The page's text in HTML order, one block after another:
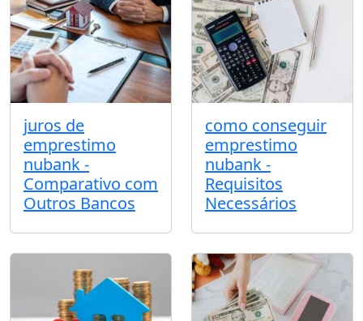
juros de
emprestimo
nubank -
Comparativo com
Outros Bancos
como conseguir
emprestimo
nubank -
Requisitos
Necessários